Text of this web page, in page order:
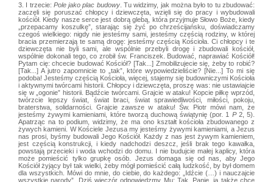
3. I trzecie: Pole jako plac budowy. Tu widzimy, jak można było to tu zbudować:
zaczęli się poruszać chłopcy i dziewczęta, wzięli się do pracy i wybudowali
kościół. Kiedy nasze serce jest dobrą glebą, która przyjmuje Słowo Boże, kiedy
„przepacamy koszulkę”, starając się żyć po chrześcijańsku, doświadczamy
czegoś wielkiego: nigdy nie jesteśmy sami, jesteśmy częścią rodziny, w której
bracia przemierzają te samą drogę: jesteśmy częścią Kościoła. Ci chłopcy i te
dziewczęta nie byli sami, ale wspólnie przebyli drogę i zbudowali kościół,
wspólnie dokonali tego, co zrobił św. Franciszek. Budować, naprawiać Kościół!
Pytam cię: chcecie budować Kościół? [Tak...] Zmobilizujecie się, żeby to robić?
[Tak...] A jutro zapomnicie to „tak”, które wypowiedzieliście? [Nie...] To mi się
podoba! Jesteśmy częścią Kościoła, więcej, stajemy się budowniczymi Kościoła
i aktywnymi twórcami historii. Chłopcy i dziewczęta, proszę was: nie ustawiajcie
się w „ogonie” historii. Bądźcie twórcami. Grajcie w ataku! Kopcie piłkę wprzód,
twórzcie lepszy świat, świat braci, świat sprawiedliwości, miłości, pokoju,
braterstwa, solidarności. Grajcie zawsze w ataku! Św. Piotr mówi nam, że
jesteśmy żywymi kamieniami, które tworzą duchową świątynię (por. 1 P2, 5).
Apatrząc na to podium, widzimy, że ma ono kształt kościoła zbudowanego z
żywych kamieni. W Kościele Jezusa my jesteśmy żywymi kamieniami, a Jezus
nas prosi, byśmy budowali Jego Kościół. Każdy z nas jest żywym kamieniem,
jest częścią konstrukcji, i kiedy nadchodzi deszcz, jeśli brak tego kawałka,
powstają przecieki i woda wchodzi do domu. I nie budujcie małej kaplicy, która
może pomieścić tylko grupkę osób. Jezus domaga się od nas, aby Jego
Kościół żyjący był tak wielki, żeby mógł pomieścić całą ludzkość, by był domem
dla wszystkich. Mówi do mnie, do ciebie, do każdego: „Idźcie (…) i nauczajcie
wszystkie narody”. Dziś wieczór odpowiedzmy Mu: Tak, Panie, ja także chcę